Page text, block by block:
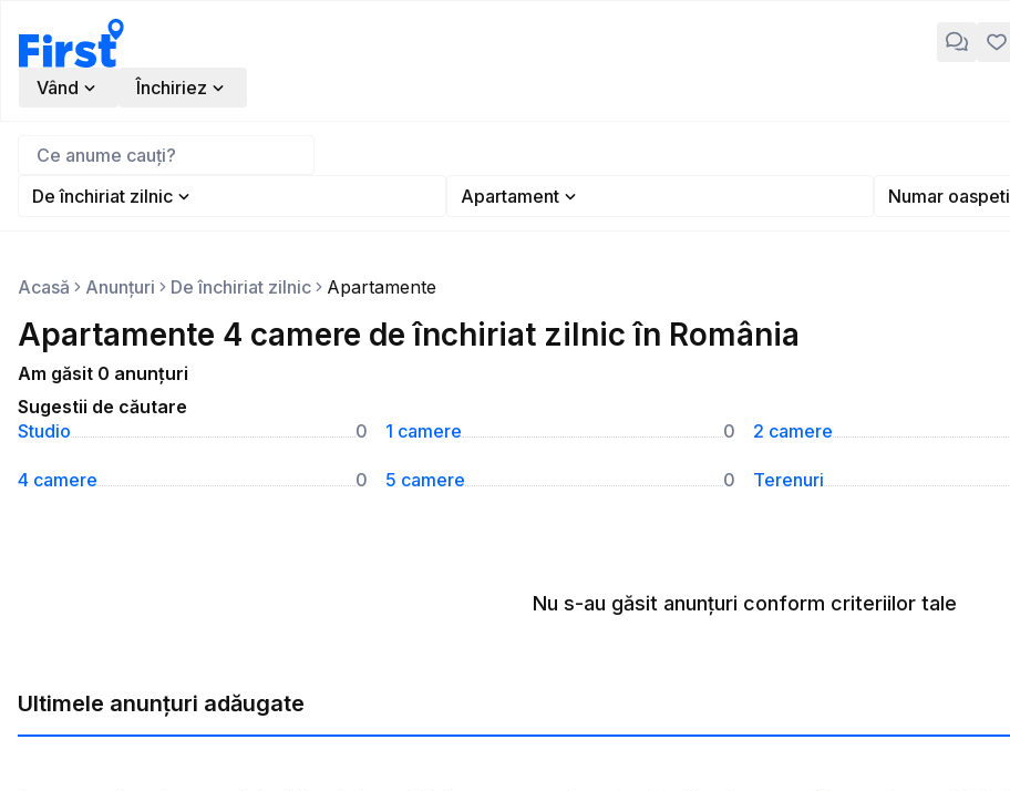
Vând
Închiriez
De închiriat zilnic Apartament Numar oaspeti
Acasă Anunțuri De închiriat zilnic Apartamente
Apartamente 4 camere de închiriat zilnic în România
Am găsit 0 anunțuri
Sugestii de căutare
Studio
0 1 camere 0 2 camere
4 camere 0 5 camere 0 Terenuri
Nu s-au găsit anunțuri conform criteriilor tale
Ultimele anunțuri adăugate